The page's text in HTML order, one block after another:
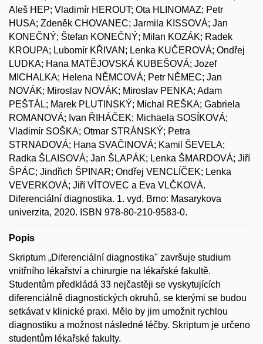
Aleš HEP; Vladimír HEROUT; Ota HLINOMAZ; Petr
HUSA; Zdeněk CHOVANEC; Jarmila KISSOVÁ; Jan
KONEČNÝ; Štefan KONEČNÝ; Milan KOZÁK; Radek
KROUPA; Lubomír KŘIVAN; Lenka KUČEROVÁ; Ondřej
LUDKA; Hana MATĚJOVSKÁ KUBEŠOVÁ; Jozef
MICHALKA; Helena NĚMCOVÁ; Petr NĚMEC; Jan
NOVÁK; Miroslav NOVÁK; Miroslav PENKA; Adam
PEŠTÁL; Marek PLUTINSKÝ; Michal REŠKA; Gabriela
ROMANOVÁ; Ivan ŘIHÁČEK; Michaela SOSÍKOVÁ;
Vladimír SOŠKA; Otmar STRÁNSKÝ; Petra
STRNADOVÁ; Hana SVAČINOVÁ; Kamil ŠEVELA;
Radka ŠLAISOVÁ; Jan ŠLAPÁK; Lenka ŠMARDOVÁ; Jiří
ŠPÁC; Jindřich ŠPINAR; Ondřej VENCLÍČEK; Lenka
VEVERKOVÁ; Jiří VÍTOVEC a Eva VLČKOVÁ.
Diferenciální diagnostika. 1. vyd. Brno: Masarykova
univerzita, 2020. ISBN 978-80-210-9583-0.
Popis
Skriptum „Diferenciální diagnostika" završuje studium
vnitřního lékařství a chirurgie na lékařské fakultě.
Studentům předkládá 33 nejčastěji se vyskytujících
diferenciálně diagnostických okruhů, se kterými se budou
setkávat v klinické praxi. Mělo by jim umožnit rychlou
diagnostiku a možnost následné léčby. Skriptum je určeno
studentům lékařské fakulty.